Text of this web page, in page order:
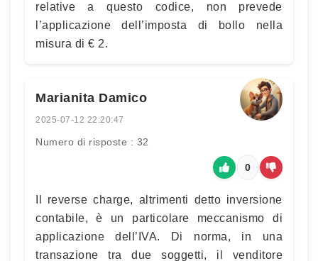
relative a questo codice, non prevede
l’applicazione dell’imposta di bollo nella
misura di € 2.
Marianita Damico
2025-07-12 22:20:47
Numero di risposte : 32
0
Il reverse charge, altrimenti detto inversione
contabile, è un particolare meccanismo di
applicazione dell’IVA. Di norma, in una
transazione tra due soggetti, il venditore